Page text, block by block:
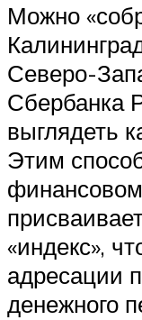
Можно
Северо-
Сбербанка
выглядеть
Этим
«индекс»,
адресации
денежного